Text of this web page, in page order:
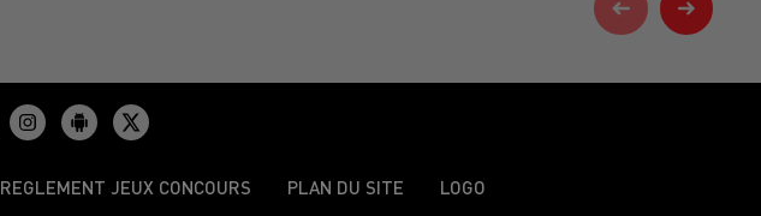
REGLEMENT JEUX CONCOURS PLAN DU SITE LOGO